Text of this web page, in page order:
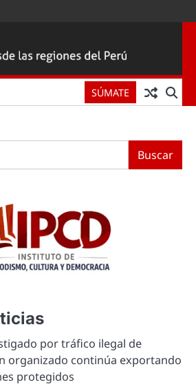
SÚMATE
Buscar
por tráfico ilegal de
organizado continúa exportando
protegidos